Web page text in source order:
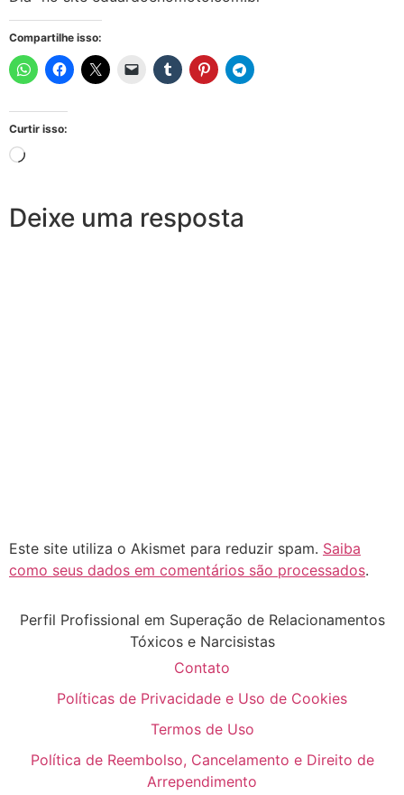
Compartilhe isso:
Curtir isso:
Deixe uma resposta
Este site utiliza o Akismet para reduzir spam. Saiba
como seus dados em comentários são processados.
Perfil Profissional em Superação de Relacionamentos
Tóxicos e Narcisistas
Contato
Políticas de Privacidade e Uso de Cookies
Termos de Uso
Política de Reembolso, Cancelamento e Direito de
Arrependimento